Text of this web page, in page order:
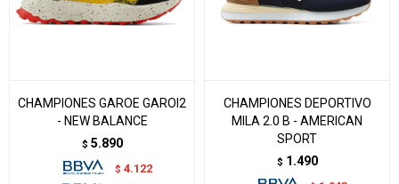
CHAMPIONES GAROE GAROI2
- NEW BALANCE
$ 5.890
$ 4.122
CHAMPIONES DEPORTIVO
MILA 2.0 B - AMERICAN
SPORT
$ 1.490